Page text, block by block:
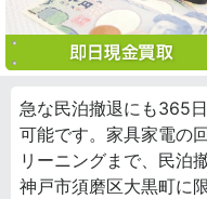
急な民泊撤退にも365
可能です。家具家電の
リーニングまで、民泊
神戸市須磨区大黒町に